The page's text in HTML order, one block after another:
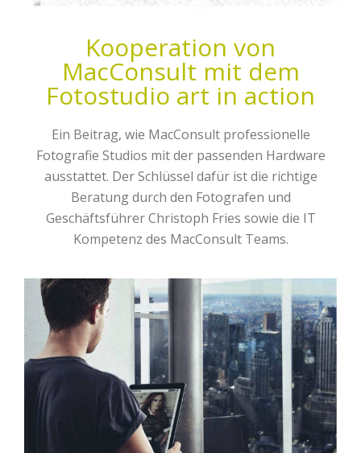
Kooperation von
MacConsult mit dem
Fotostudio art in action
Ein Beitrag, wie MacConsult professionelle
Fotografie Studios mit der passenden Hardware
ausstattet. Der Schlüssel dafür ist die richtige
Beratung durch den Fotografen und
Geschäftsführer Christoph Fries sowie die IT
Kompetenz des MacConsult Teams.